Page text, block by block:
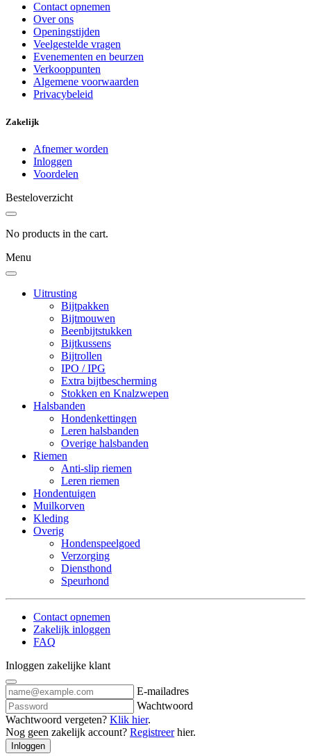
Contact opnemen
Over ons
Openingstijden
Veelgestelde vragen
Evenementen en beurzen
Verkooppunten
Algemene voorwaarden
Privacybeleid
Zakelijk
Afnemer worden
Inloggen
Voordelen
Besteloverzicht
No products in the cart.
Menu
Uitrusting
Bijtpakken
Bijtmouwen
Beenbijtstukken
Bijtkussens
Bijtrollen
IPO / IPG
Extra bijtbescherming
Stokken en Knalzwepen
Halsbanden
Hondenkettingen
Leren halsbanden
Overige halsbanden
Riemen
Anti-slip riemen
Leren riemen
Hondentuigen
Muilkorven
Kleding
Overig
Hondenspeelgoed
Verzorging
Diensthond
Speurhond
Contact opnemen
Zakelijk inloggen
FAQ
Inloggen zakelijke klant
E-mailadres
Wachtwoord
Wachtwoord vergeten? Klik hier.
Nog geen zakelijk account? Registreerhier.
Inloggen